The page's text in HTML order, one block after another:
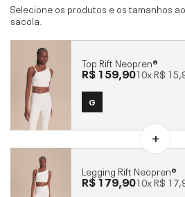
Selecione os produtos e os tamanhos
sacola.
Top Rift Neopren®
R$ 159,9010xR$
G
Legging Rift Neopren®
R$ 179,9010xR$